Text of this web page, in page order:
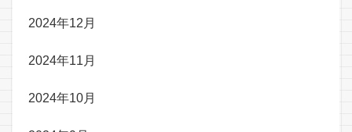
2024年12月
2024年11月
2024年10月